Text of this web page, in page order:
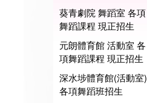
葵青劇院 舞蹈室 各項
舞蹈課程 現正招生
元朗體育館 活動室 各
項舞蹈課程 現正招生
深水埗體育館(活動室)
各項舞蹈班招生